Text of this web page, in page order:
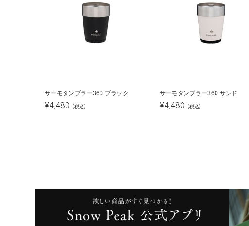
サーモタンブラー360 ブラック
¥4,480 (税込)
サーモタンブラー360 サンド
¥4,480 (税込)